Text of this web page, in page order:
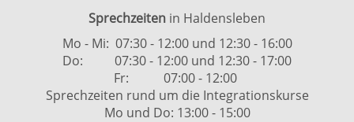
Sprechzeiten in Haldensleben
Mo - Mi: 07:30 - 12:00 und 12:30 - 16:00
Do: 07:30 - 12:00 und 12:30 - 17:00
Fr: 07:00 - 12:00
Sprechzeiten rund um die Integrationskurse
Mo und Do: 13:00 - 15:00